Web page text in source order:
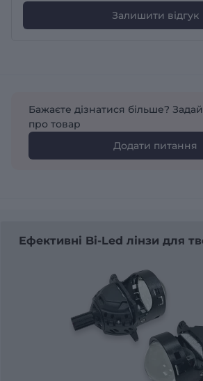
Залишити відгук
Бажаєте дізнатися більше?
про товар
Додати питання
Ефективні Bi-Led лінзи для